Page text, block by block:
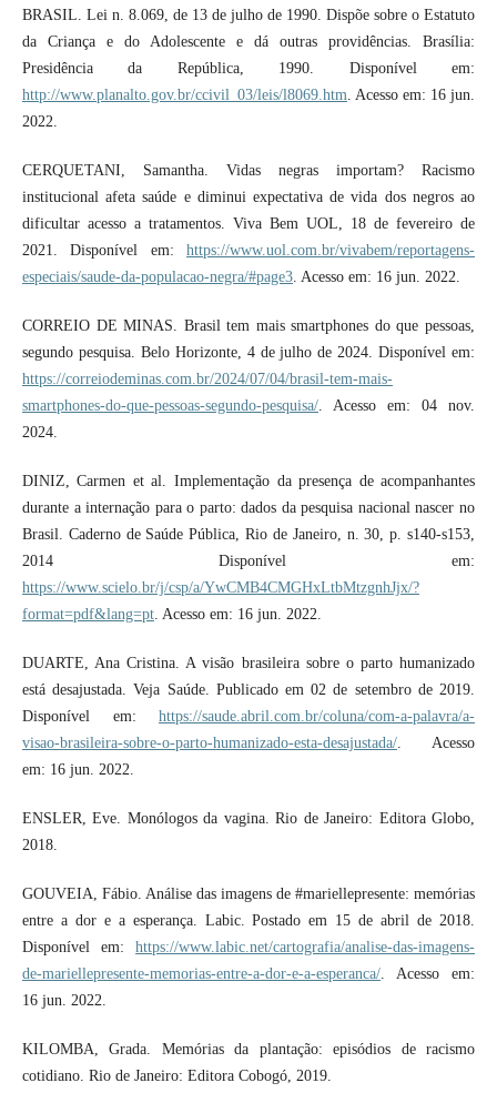
BRASIL. Lei n. 8.069, de 13 de julho de 1990. Dispõe sobre o Estatuto
da Criança e do Adolescente e dá outras providências. Brasília:
Presidência da República, 1990. Disponível em:
http://www.planalto.gov.br/ccivil_03/leis/l8069.htm . Acesso em: 16 jun.
2022.
CERQUETANI, Samantha. Vidas negras importam? Racismo
institucional afeta saúde e diminui expectativa de vida dos negros ao
dificultar acesso a tratamentos. Viva Bem UOL, 18 de fevereiro de
2021. Disponível em:https://www.uol.com.br/vivabem/reportagens-
especiais/saude-da-populacao-negra/#page3. Acesso em: 16 jun. 2022.
CORREIO DE MINAS. Brasil tem mais smartphones do que pessoas,
segundo pesquisa. Belo Horizonte, 4 de julho de 2024. Disponível em:
https://correiodeminas.com.br/2024/07/04/brasil-tem-mais-
smartphones-do-que-pessoas-segundo-pesquisa/. Acesso em: 04 nov.
2024.
DINIZ, Carmen et al. Implementação da presença de acompanhantes
durante a internação para o parto: dados da pesquisa nacional nascer no
Brasil. Caderno de Saúde Pública, Rio de Janeiro, n. 30, p. s140-s153,
2014 Disponível em:
https://www.scielo.br/j/csp/a/YwCMB4CMGHxLtbMtzgnhJjx/?
format=pdf&lang=pt. Acesso em: 16 jun. 2022.
DUARTE, Ana Cristina. A visão brasileira sobre o parto humanizado
está desajustada. Veja Saúde. Publicado em 02 de setembro de 2019.
Disponível em:https://saude.abril.com.br/coluna/com-a-palavra/a-
visao-brasileira-sobre-o-parto-humanizado-esta-desajustada/. Acesso
em: 16 jun. 2022.
ENSLER, Eve. Monólogos da vagina. Rio de Janeiro: Editora Globo,
2018.
GOUVEIA, Fábio. Análise das imagens de #mariellepresente: memórias
entre a dor e a esperança. Labic. Postado em 15 de abril de 2018.
Disponível em:https://www.labic.net/cartografia/analise-das-imagens-
de-mariellepresente-memorias-entre-a-dor-e-a-esperanca/. Acesso em:
16 jun. 2022.
KILOMBA, Grada. Memórias da plantação: episódios de racismo
cotidiano. Rio de Janeiro: Editora Cobogó, 2019.